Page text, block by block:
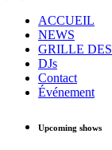
ACCUEIL
NEWS
GRILLE
DJs
Contact
Événement
Upcoming shows